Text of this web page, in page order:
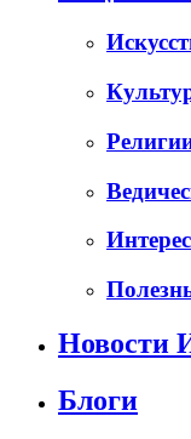
Новости
Блоги